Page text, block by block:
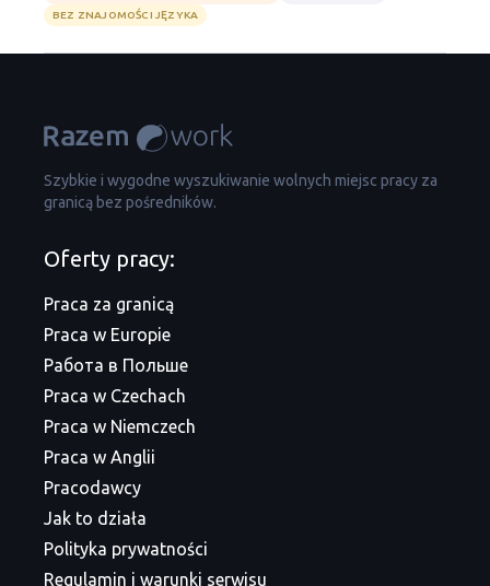
BEZ ZNAJOMOŚCI JĘZYKA
Szybkie i wygodne wyszukiwanie wolnych miejsc pracy za
granicą bez pośredników.
Oferty pracy:
Praca za granicą
Praca w Europie
Работа в Польше
Praca w Czechach
Praca w Niemczech
Praca w Anglii
Pracodawcy
Jak to działa
Polityka prywatności
Regulamin i warunki serwisu